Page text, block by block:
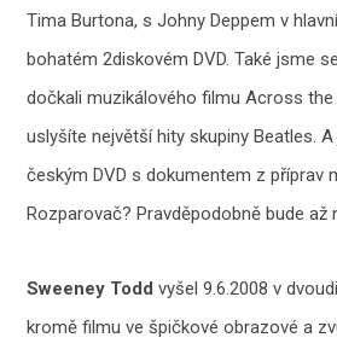
Tima Burtona, s Johny Deppem v
bohatém 2diskovém DVD. Také jsme
dočkali muzikálového filmu Across the
uslyšíte největší hity skupiny Beatles.
českým DVD s dokumentem z příprav
Rozparovač? Pravděpodobně bude až
Sweeney Todd vyšel 9.6.2008 v
kromě filmu ve špičkové obrazové a